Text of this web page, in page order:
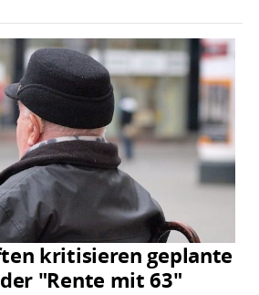
kritisieren geplante
"Rente mit 63"